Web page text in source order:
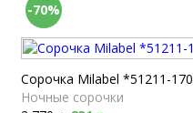
-70%
Сорочка Milabel *51211-170
Ночные сорочки